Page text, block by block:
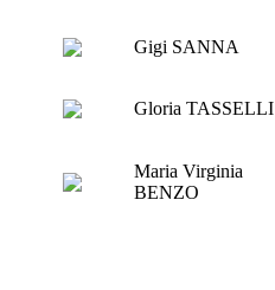
Gigi SANNA
Gloria TASSELLI
Maria Virginia
BENZO